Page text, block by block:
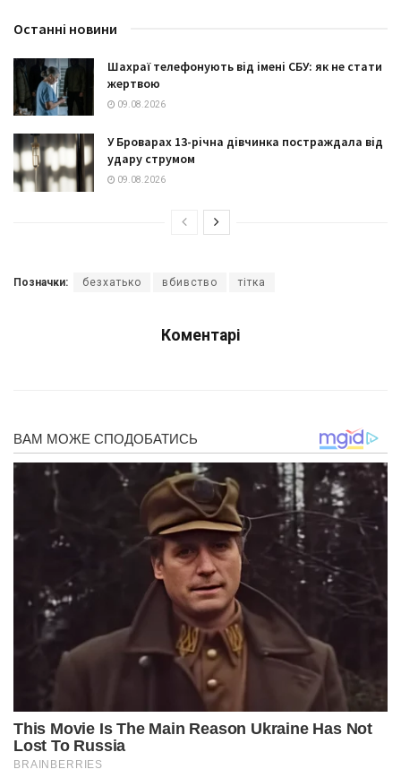
Останні новини
Шахраї телефонують від імені СБУ: як не стати
жертвою
09.08.2026
У Броварах 13-річна дівчинка постраждала від
удару струмом
09.08.2026
Позначки: безхатько вбивство тітка
Коментарі